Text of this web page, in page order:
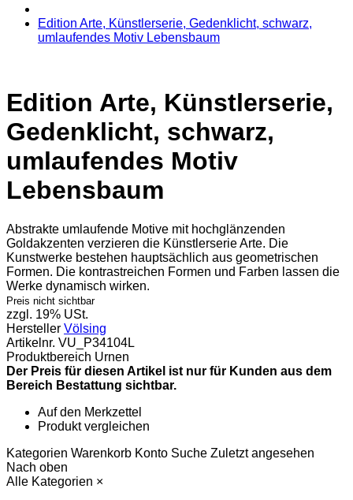
Edition Arte, Künstlerserie, Gedenklicht, schwarz,
umlaufendes Motiv Lebensbaum
Edition Arte, Künstlerserie,
Gedenklicht, schwarz,
umlaufendes Motiv
Lebensbaum
Abstrakte umlaufende Motive mit hochglänzenden
Goldakzenten verzieren die Künstlerserie Arte. Die
Kunstwerke bestehen hauptsächlich aus geometrischen
Formen. Die kontrastreichen Formen und Farben lassen die
Werke dynamisch wirken.
Preis nicht sichtbar
zzgl. 19% USt.
Hersteller Völsing
Artikelnr. VU_P34104L
Produktbereich Urnen
Der Preis für diesen Artikel ist nur für Kunden aus dem
Bereich Bestattung sichtbar.
Auf den Merkzettel
Produkt vergleichen
Kategorien Warenkorb Konto Suche Zuletzt angesehen
Nach oben
Alle Kategorien ×